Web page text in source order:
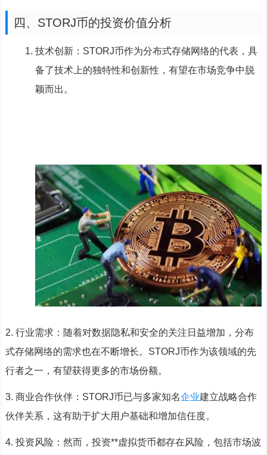
四、STORJ币的投资价值分析
技术创新：STORJ币作为分布式存储网络的代表，具
备了技术上的独特性和创新性，有望在市场竞争中脱
颖而出。
2. 行业需求：随着对数据隐私和安全的关注日益增加，分布
式存储网络的需求也在不断增长。STORJ币作为该领域的先
行者之一，有望获得更多的市场份额。
3. 商业合作伙伴：STORJ币已与多家知名企业建立战略合作
伙伴关系，这有助于扩大用户基础和增加信任度。
4. 投资风险：然而，投资**虚拟货币都存在风险，包括市场波